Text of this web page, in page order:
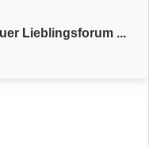
Lieblingsforum ...